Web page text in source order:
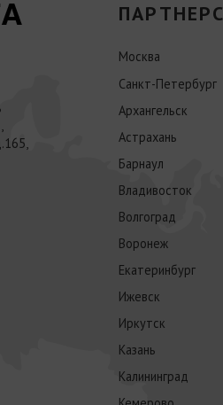
Москва
Санкт-Петербург
Архангельск
Астрахань
Барнаул
Владивосток
Волгоград
Воронеж
Екатеринбург
Ижевск
Иркутск
Казань
Калининград